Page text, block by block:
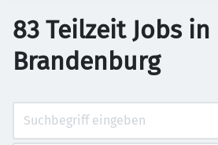
83 Teilzeit Jobs in
Brandenburg